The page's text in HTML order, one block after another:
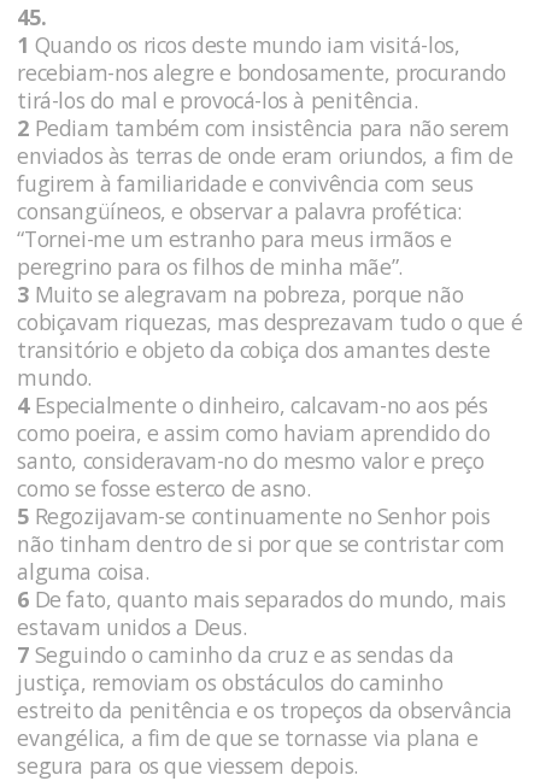
45.
1 Quando os ricos deste mundo iam visitá-los,
recebiam-nos alegre e bondosamente, procurando
tirá-los do mal e provocá-los à penitência.
2 Pediam também com insistência para não serem
enviados às terras de onde eram oriundos, a fim de
fugirem à familiaridade e convivência com seus
consangüíneos, e observar a palavra profética:
“Tornei-me um estranho para meus irmãos e
peregrino para os filhos de minha mãe”.
3 Muito se alegravam na pobreza, porque não
cobiçavam riquezas, mas desprezavam tudo o que é
transitório e objeto da cobiça dos amantes deste
mundo.
4Especialmente o dinheiro, calcavam-no aos pés
como poeira, e assim como haviam aprendido do
santo, consideravam-no do mesmo valor e preço
como se fosse esterco de asno.
5 Regozijavam-se continuamente no Senhor pois
não tinham dentro de si por que se contristar com
alguma coisa.
6 De fato, quanto mais separados do mundo, mais
estavam unidos a Deus.
7 Seguindo o caminho da cruz e as sendas da
justiça, removiam os obstáculos do caminho
estreito da penitência e os tropeços da observância
evangélica, a fim de que se tornasse via plana e
segura para os que viessem depois.